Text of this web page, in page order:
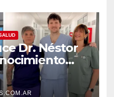
Dr. Néstor
calidad de